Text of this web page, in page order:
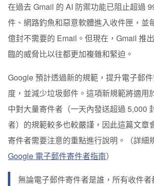
在過去 Gmail 的 AI 防禦功能已阻止超過
件、網路釣魚和惡意軟體進入收件匣，並
億封不需要的 Email。但現在，Gmail 推
臨的威脅比以往都更加複雜和緊迫。
Google 預計透過新的規範，提升電子郵
度，並減少垃圾郵件。這項新規範將適用
中對大量寄件者（一天內發送超過 5,000
者）的規範較多也較嚴謹，因此這篇文章
寄件者需要注意的重點進行說明。（詳細
Google 電子郵件寄件者指南）
無論電子郵件寄件者是誰，所有收件